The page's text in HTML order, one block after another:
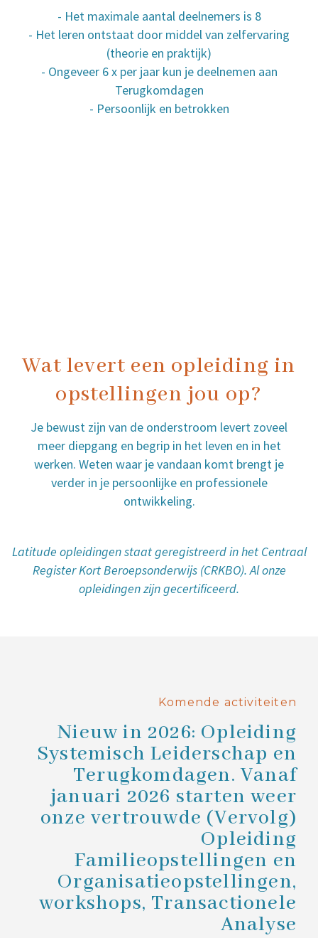
- Het maximale aantal deelnemers is 8
- Het leren ontstaat door middel van zelfervaring
(theorie en praktijk)
- Ongeveer 6 x per jaar kun je deelnemen aan
Terugkomdagen
- Persoonlijk en betrokken
Wat levert een opleiding in
opstellingen jou op?
Je bewust zijn van de onderstroom levert zoveel
meer diepgang en begrip in het leven en in het
werken. Weten waar je vandaan komt brengt je
verder in je persoonlijke en professionele
ontwikkeling.
Latitude opleidingen staat geregistreerd in het Centraal
Register Kort Beroepsonderwijs (CRKBO). Al onze
opleidingen zijn gecertificeerd.
Komende activiteiten
Nieuw in 2026: Opleiding
Systemisch Leiderschap en
Terugkomdagen. Vanaf
januari 2026 starten weer
onze vertrouwde (Vervolg)
Opleiding
Familieopstellingen en
Organisatieopstellingen,
workshops, Transactionele
Analyse